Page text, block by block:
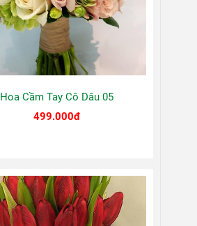
Hoa Cầm Tay Cô Dâu 05
499.000đ